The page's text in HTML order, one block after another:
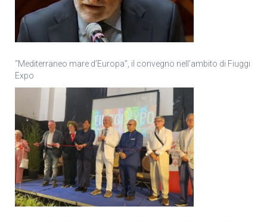
“Mediterraneo mare d’Europa”, il convegno nell’ambito di Fiuggi
Expo